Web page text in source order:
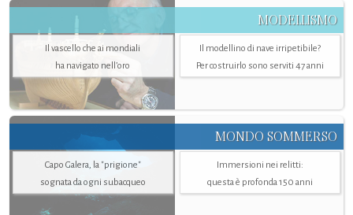
MODELLISMO
Il vascello che ai mondiali
ha navigato nell’oro
Il modellino di nave irripetibile?
Per costruirlo sono serviti 47 anni
MONDO SOMMERSO
Capo Galera, la "prigione"
sognata da ogni subacqueo
Immersioni nei relitti:
questa è profonda 150 anni